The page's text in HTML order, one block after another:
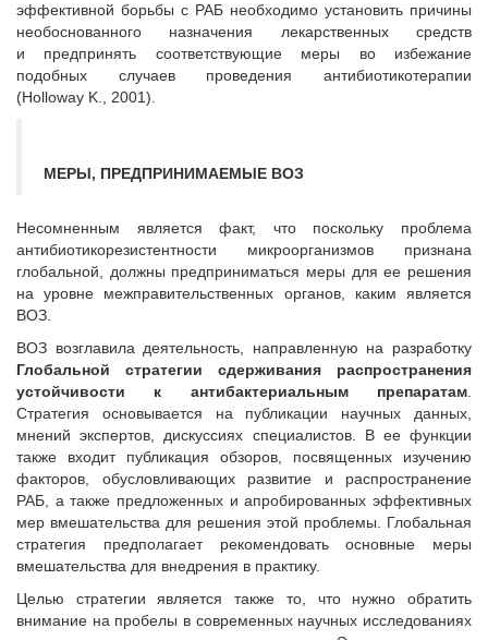
эффективной борьбы с РАБ необходимо установить причины
необоснованного назначения лекарственных средств
и предпринять соответствующие меры во избежание
подобных случаев проведения антибиотикотерапии
(Holloway K., 2001).
МЕРЫ, ПРЕДПРИНИМАЕМЫЕ ВОЗ
Несомненным является факт, что поскольку проблема
антибиотикорезистентности микроорганизмов признана
глобальной, должны предприниматься меры для ее решения
на уровне межправительственных органов, каким является
ВОЗ.
ВОЗ возглавила деятельность, направленную на разработку
Глобальной стратегии сдерживания распространения
устойчивости к антибактериальным препаратам
Стратегия основывается на публикации научных данных,
мнений экспертов, дискуссиях специалистов. В ее функции
также входит публикация обзоров, посвященных изучению
факторов, обусловливающих развитие и распространение
РАБ, а также предложенных и апробированных эффективных
мер вмешательства для решения этой проблемы. Глобальная
стратегия предполагает рекомендовать основные меры
вмешательства для внедрения в практику.
Целью стратегии является также то, что нужно обратить
внимание на пробелы в современных научных исследованиях